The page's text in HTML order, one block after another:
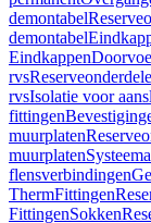
demontabel
demontabel
Eindkappen
rvs
rvsIsolatie voor
fittingen
muurplaten
muurplaten
flensverbindingen
ThermFittingen
FittingenSokken